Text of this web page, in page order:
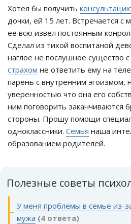
Хотел бы получить
дочки, ей 15 лет. Встречается с
ее всю извел постоянным
Сделал из тихой воспитаной
наглое не послушное существо
страхом не ответить ему на
парень с внутренним эгоизмом,
уверенностью что она его
ним поговорить заканчиваются
стороны. Прошу помощи
одноклассники. Семья наша
образованием родителей.
Полезные советы
У меня проблемы в семье из-
мужа (4 ответа)